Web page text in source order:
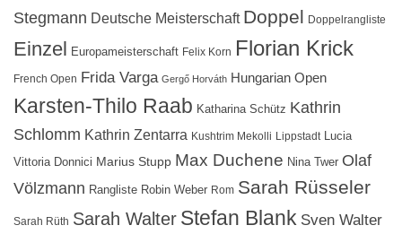
Stegmann Deutsche Meisterschaft Doppel Doppelrangliste
Einzel Europameisterschaft Felix Korn Florian Krick
French Open Frida Varga Gergő Horváth Hungarian Open
Karsten-Thilo Raab Katharina Schütz Kathrin
Schlomm Kathrin Zentarra Kushtrim Mekolli Lippstadt Lucia
Vittoria Donnici Marius Stupp Max Duchene Nina Twer Olaf
Völzmann Rangliste Robin Weber Rom Sarah Rüsseler
Sarah Rüth Sarah Walter Stefan Blank Sven Walter